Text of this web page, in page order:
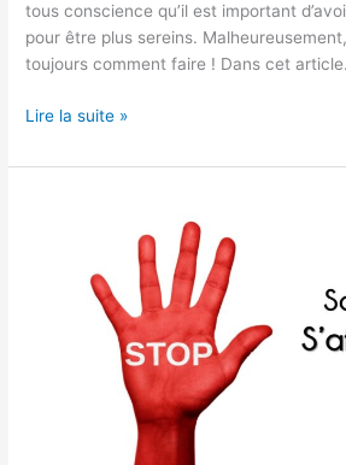
tous conscience qu’il est important
pour être plus sereins.
toujours comment faire ! Dans cet
Lire la suite »
interlocuteur ?